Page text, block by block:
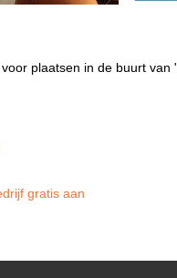
plaatsen in de buurt van
gratis aan